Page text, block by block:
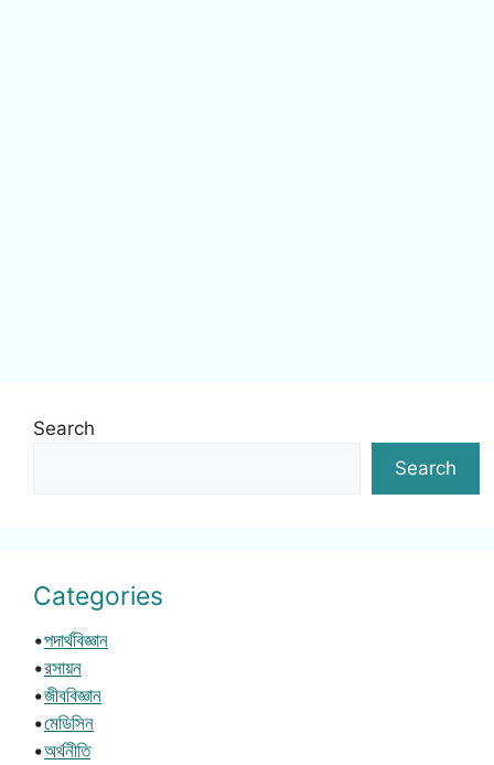
Search
Search
Categories
•পদার্থবিজ্ঞান
•রসায়ন
•জীববিজ্ঞান
•মেডিসিন
•অর্থনীতি